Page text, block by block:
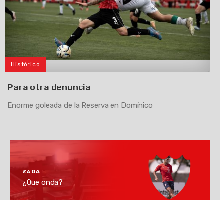
Histórico
Para otra denuncia
Enorme goleada de la Reserva en Domínico
ZAGA
¿Que onda?